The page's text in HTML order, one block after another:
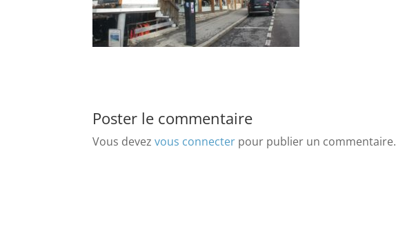
Poster le commentaire
Vous devezvous connecter pour publier un commentaire.